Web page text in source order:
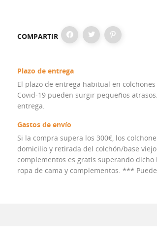
COMPARTIR
Plazo de entrega
El plazo de entrega habitual en
Covid-19 pueden surgir pequeños
entrega.
Gastos de envío
Si la compra supera los 300€, los
domicilio y retirada del colchón/base
complementos es gratis superando dicho
ropa de cama y complementos. ***